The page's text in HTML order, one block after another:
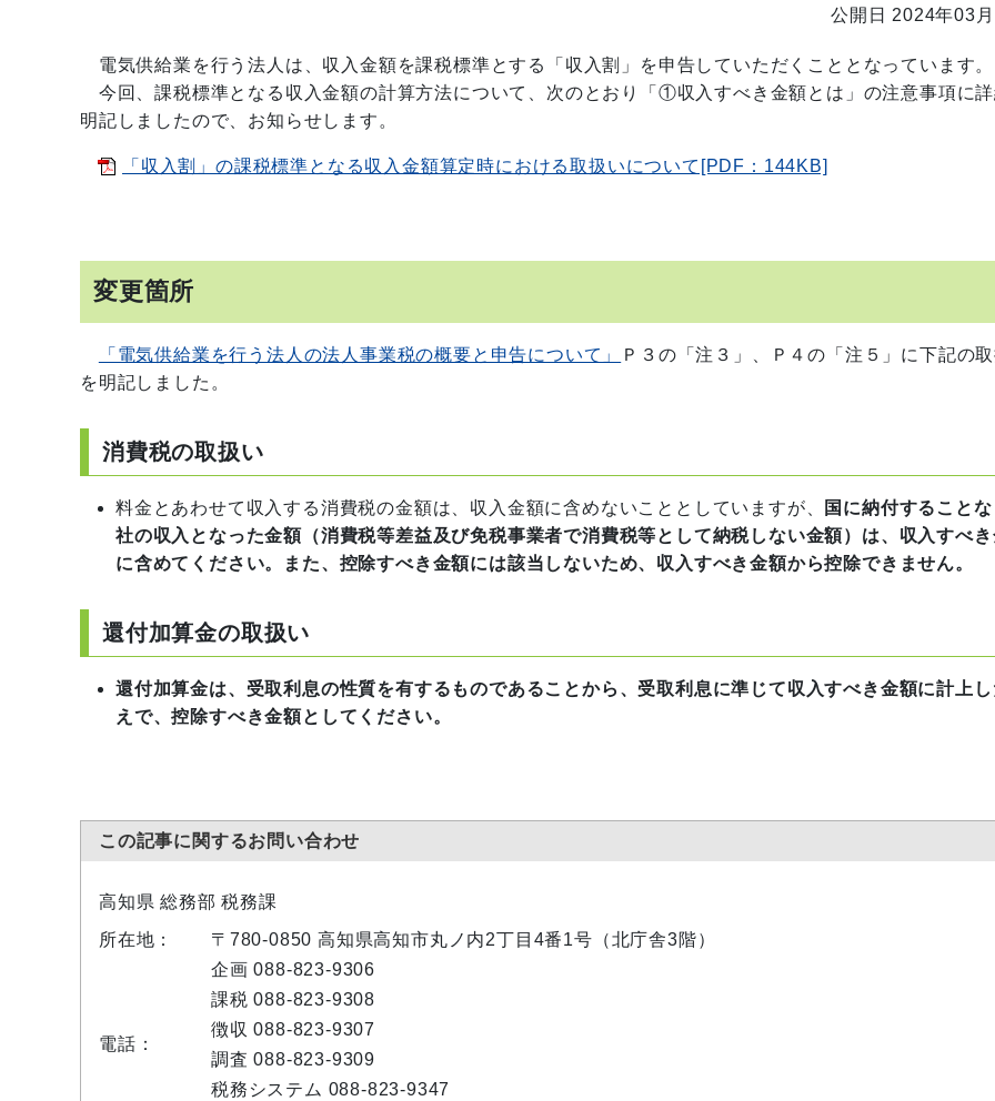
公開日 2024年03
電気供給業を行う法人は、収入金額を課税標準とする「収入割」を申告していただくこととなっています。
今回、課税標準となる収入金額の計算方法について、次のとおり「①収入すべき金額とは」の注意事項に
明記しましたので、お知らせします。
「収入割」の課税標準となる収入金額算定時における取扱いについて[PDF：144KB]
変更箇所
「電気供給業を行う法人の法人事業税の概要と申告について」
Ｐ３の「注３」、Ｐ４の「注５」に下記の
を明記しました。
消費税の取扱い
料金とあわせて収入する消費税の金額は、収入金額に含めないこととしていますが、
国に納付すること
社の収入となった金額（消費税等差益及び免税事業者で消費税等として納税しない金額）は、収入すべ
に含めてください。また、控除すべき金額には該当しないため、収入すべき金額から控除できません。
還付加算金の取扱い
還付加算金は、受取利息の性質を有するものであることから、受取利息に準じて収入すべき金額に計上
えで、控除すべき金額としてください。
この記事に関するお問い合わせ
高知県 総務部 税務課
所在地：
〒780-0850 高知県高知市丸ノ内2丁目4番1号（北庁舎3階）
電話：
企画 088-823-9306
課税 088-823-9308
徴収 088-823-9307
調査 088-823-9309
税務システム 088-823-9347